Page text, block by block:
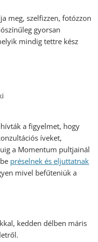
meg, szelfizzen, fotózzon
gyorsan
mindig tettre kész
a figyelmet, hogy
íveket,
a Momentum pultjainál
préselnek és eljuttatnak
mivel befűteniük a
kedden délben máris